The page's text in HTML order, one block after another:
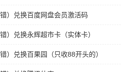
）兑换百度网盘会员激活码
）兑换永辉超市卡（实体卡）
）兑换百果园（只收88开头的）